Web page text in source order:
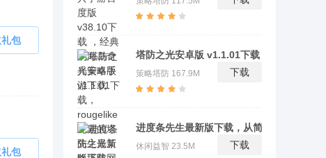
包
包
塔防之光安卓版 v1.1.01下载，
rougelike元素的塔防之光策略塔防网游
下载
策略塔防 167.9M 下载
进度条先生最新版下载，从简单加载到复
休闲益智 23.5M 下载